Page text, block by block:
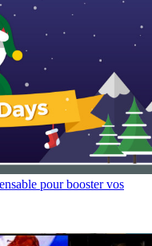
pour booster vos